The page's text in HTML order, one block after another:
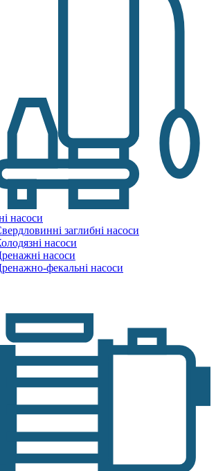
насоси
заглибні насоси
насоси
насоси
фекальні насоси